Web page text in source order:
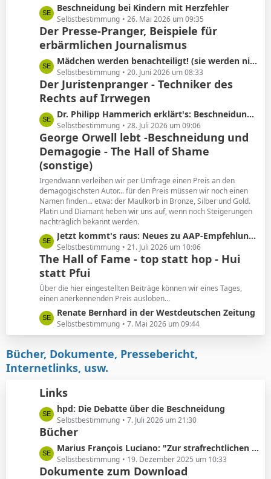
e
L
e
t
z
e
B
e
i
t
r
ä
g
e
Beschneidung bei Kindern mit Herzfehler
Selbstbestimmung 26. Mai 2026 um 09:35
Der Presse-Pranger, Beispiele für
erbärmlichen Journalismus
L
e
t
z
e
B
e
i
t
r
ä
g
e
Mädchen werden benachteiligt! (sie werden nicht beschnitten)
Selbstbestimmung 20. Juni 2026 um 08:33
Der Juristenpranger - Techniker des
Rechts auf Irrwegen
L
e
t
z
t
e
B
e
i
t
r
ä
g
e
Dr. Philipp Hammerich erklärt's: Beschneidung hat keine Spätfolgen!
Selbstbestimmung 28. Juli 2026 um 09:06
George Orwell lebt -Beschneidung und
Demagogie - The Hall of Shame
(sonstige)
Irgendwann verleihen wir per Umfrage einen Preis an den
demagogischsten Autor... für den Preis müssen wir noch einen
Namen finden... etwa: der Maulkorb in Bronze, Silber und Gold.
Platin und Diamant heben wir uns auf, wenn noch Steigerungen
nachträglich bekannt werden.
L
e
t
z
t
e
B
e
i
r
ä
e
Jetzt kommt's raus: Neues zu AAP-Empfehlung von 2012!
Selbstbestimmung 21. Juli 2026 um 10:06
The Hall of Fame - top statt hop - Hui
statt Pfui
Über die hier eingestellten Beiträge können wir eines Tages,
einen anerkennenden Preis ausloben...
L
e
t
t
e
e
i
t
r
ä
g
e
Renate Bernhard in der Westdeutschen Zeitung
Selbstbestimmung 7. Mai 2026 um 09:44
Bücher, Dokumente, Pressebericht,
Internetlinks, usw.
Links
L
e
t
z
t
e
hpd: Die Debatte über die Beschneidung
Selbstbestimmung 7. Juli 2026 um 21:30
Bücher
L
e
t
Marius François Luciano: "Zur strafrechtlichen Einordnung medizinisch nicht indizierter Eingriffe in die Körpersubstanz von Kindern"
Selbstbestimmung 19. Dezember 2025 um 10:33
Dokumente zum Download